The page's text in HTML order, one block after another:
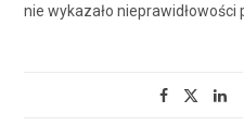
nie wykazało nieprawidłowości